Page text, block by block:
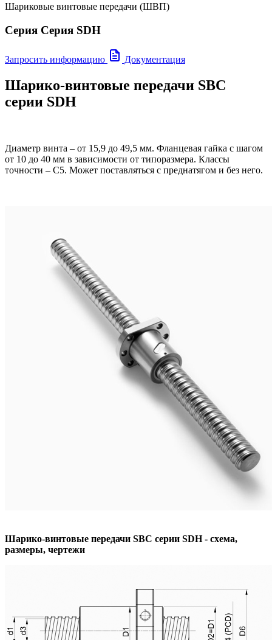
Шариковые винтовые передачи (ШВП)
Серия Серия SDH
Запросить информацию Документация
Шарико-винтовые передачи SBС
серии SDH
Диаметр винта – от 15,9 до 49,5 мм. Фланцевая гайка с шагом
от 10 до 40 мм в зависимости от типоразмера. Классы
точности – C5. Может поставляться с преднатягом и без него.
Шарико-винтовые передачи SBС серии SDH - схема,
размеры, чертежи